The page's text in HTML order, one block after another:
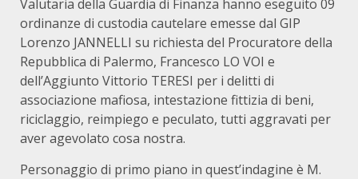
Valutaria della Guardia di Finanza hanno eseguito 09
ordinanze di custodia cautelare emesse dal GIP
Lorenzo JANNELLI su richiesta del Procuratore della
Repubblica di Palermo, Francesco LO VOI e
dell’Aggiunto Vittorio TERESI per i delitti di
associazione mafiosa, intestazione fittizia di beni,
riciclaggio, reimpiego e peculato, tutti aggravati per
aver agevolato cosa nostra.
Personaggio di primo piano in quest’indagine è M.